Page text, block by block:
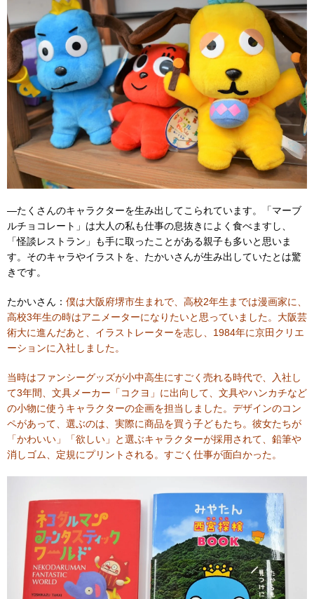
―たくさんのキャラクターを生み出してこられています。「マーブ
ルチョコレート」は大人の私も仕事の息抜きによく食べますし、
「怪談レストラン」も手に取ったことがある親子も多いと思いま
す。そのキャラやイラストを、たかいさんが生み出していたとは驚
きです。
たかいさん： 僕は大阪府堺市生まれで、高校2年生までは漫画家に、
高校3年生の時はアニメーターになりたいと思っていました。大阪芸
術大に進んだあと、イラストレーターを志し、1984年に京田クリエ
ーションに入社しました。
当時はファンシーグッズが小中高生にすごく売れる時代で、入社し
て3年間、文具メーカー「コクヨ」に出向して、文具やハンカチなど
の小物に使うキャラクターの企画を担当しました。デザインのコン
ペがあって、選ぶのは、実際に商品を買う子どもたち。彼女たちが
「かわいい」「欲しい」と選ぶキャラクターが採用されて、鉛筆や
消しゴム、定規にプリントされる。すごく仕事が面白かった。